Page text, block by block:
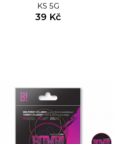
KS 5G
39 Kč